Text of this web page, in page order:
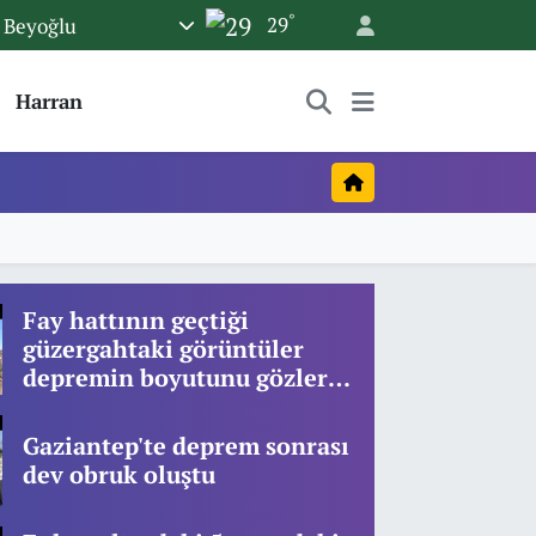
Beyoğlu 29°
Harran
Fay hattının geçtiği
güzergahtaki görüntüler
depremin boyutunu gözler
Gaziantep'te deprem sonrası
dev obruk oluştu